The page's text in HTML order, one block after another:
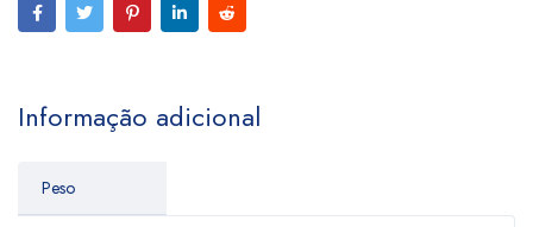
Informação adicional
Peso